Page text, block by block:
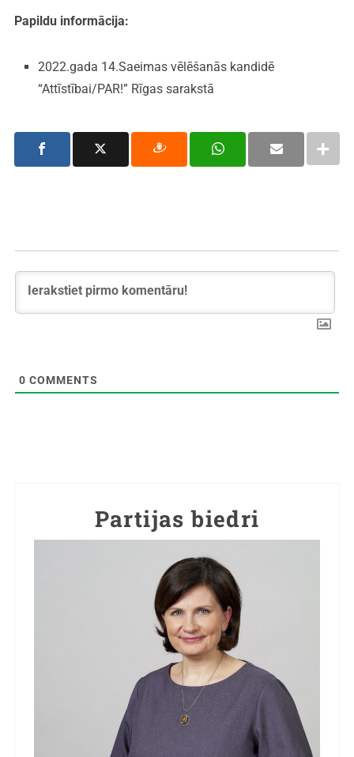
Papildu informācija:
2022.gada 14.Saeimas vēlēšanās kandidē
“Attīstībai/PAR!” Rīgas sarakstā
0 COMMENTS
Partijas biedri